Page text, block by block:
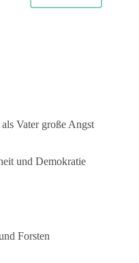
Vater große Angst
und Demokratie
Forsten